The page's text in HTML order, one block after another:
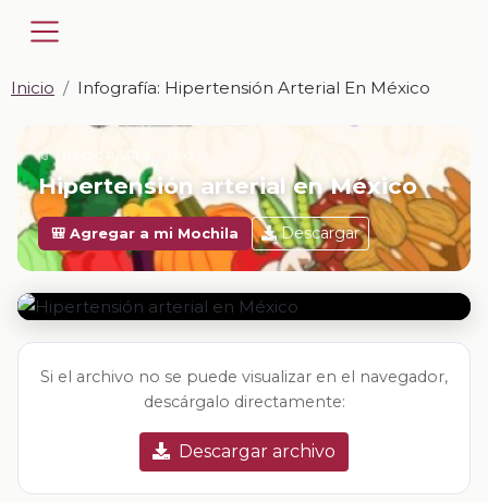
Inicio Infografía: Hipertensión Arterial En México
📎 INFOGRAFÍA · JPG
Hipertensión arterial en México
🎒 Agregar a mi Mochila Descargar
Si el archivo no se puede visualizar en el navegador,
descárgalo directamente:
Descargar archivo